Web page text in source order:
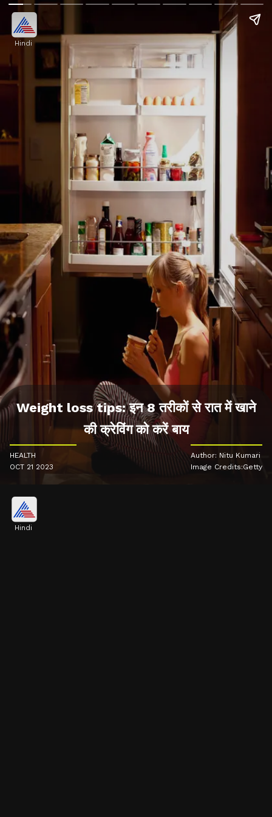
Hindi
Weight loss tips: इन 8 तरीकों से रात में खाने
की क्रेविंग को करें बाय
HEALTH
OCT 21 2023
Author: Nitu Kumari
Image Credits:Getty
Hindi